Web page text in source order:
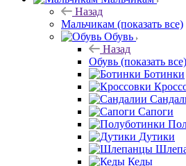
Назад
Мальчикам (показать все)
Обувь
Назад
Обувь (показать все)
Ботинки
Сапоги
Дутики
Кеды